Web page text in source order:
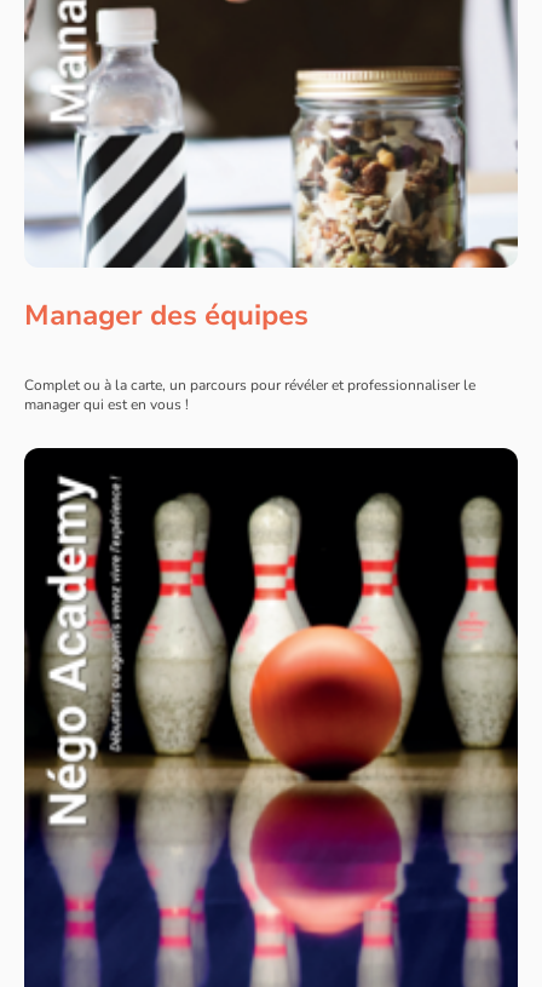
Manager des équipes
Complet ou à la carte, un parcours pour révéler et professionnaliser le
manager qui est en vous !